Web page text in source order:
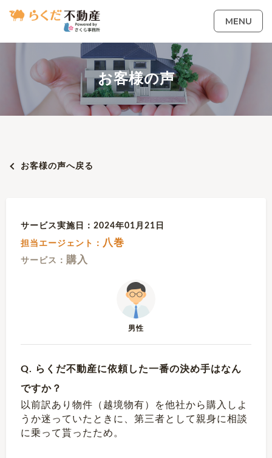
MENU
お客様の声
お客様の声へ戻る
サービス実施日：2024年01月21日
担当エージェント： 八巻
サービス： 購入
男性
Q. らくだ不動産に依頼した一番の決め手はなん
ですか？
以前訳あり物件（越境物有）を他社から購入しよ
うか迷っていたときに、第三者として親身に相談
に乗って貰ったため。